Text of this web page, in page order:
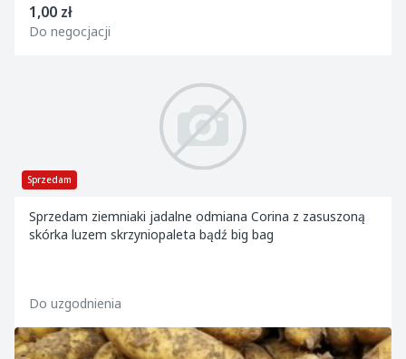
1,00 zł
Do negocjacji
Sprzedam
Sprzedam ziemniaki jadalne odmiana Corina z zasuszoną
skórka luzem skrzyniopaleta bądź big bag
Do uzgodnienia